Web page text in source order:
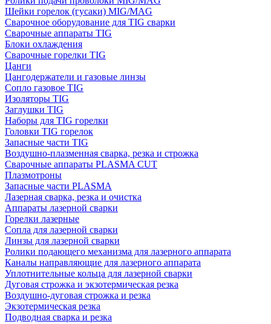
Шейки горелок (гусаки) MIG/MAG
Сварочное оборудование для TIG сварки
Сварочные аппараты TIG
Блоки охлаждения
Сварочные горелки TIG
Цанги
Цангодержатели и газовые линзы
Сопло газовое TIG
Изоляторы TIG
Заглушки TIG
Наборы для TIG горелки
Головки TIG горелок
Запасные части TIG
Воздушно-плазменная сварка, резка и строжка
Сварочные аппараты PLASMA CUT
Плазмотроны
Запасные части PLASMA
Лазерная сварка, резка и очистка
Аппараты лазерной сварки
Горелки лазерные
Сопла для лазерной сварки
Линзы для лазерной сварки
Ролики подающего механизма для лазерного аппарата
Каналы направляющие для лазерного аппарата
Уплотнительные кольца для лазерной сварки
Дуговая строжка и экзотермическая резка
Воздушно-дуговая строжка и резка
Экзотермическая резка
Подводная сварка и резка